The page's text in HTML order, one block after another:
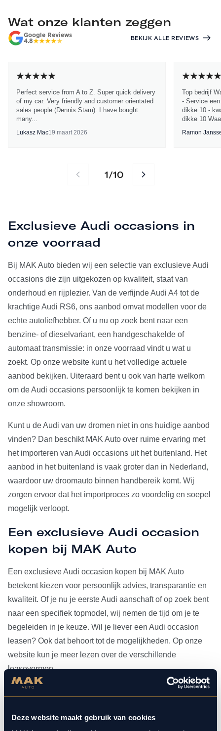
Deze website maakt gebruik van cookies
Wat onze klanten zeggen
Google Reviews
4.8
BEKIJK ALLE REVIEWS
Perfect service from A to Z. Super quick delivery
of my car. Very friendly and customer orientated
sales people (Dennis Stam). I have bought
many...
Lukasz Mac19 maart 2026
Top bedrijf
- Service
dikke 10 -
dikke 10
Ramon
1/10
Exclusieve Audi occasions in
onze voorraad
Bij MAK Auto bieden wij een selectie van exclusieve Audi
occasions die zijn uitgekozen op kwaliteit, staat van
onderhoud en rijplezier. Van de verfijnde Audi A4 tot de
krachtige Audi RS6, ons aanbod omvat modellen voor de
echte autoliefhebber. Of u nu op zoek bent naar een
benzine- of dieselvariant, een handgeschakelde of
automaat transmissie: in onze voorraad vindt u wat u
zoekt. Op onze website kunt u het volledige actuele
aanbod bekijken. Uiteraard bent u ook van harte welkom
om de Audi occasions persoonlijk te komen bekijken in
onze showroom.
Kunt u de Audi van uw dromen niet in ons huidige aanbod
vinden? Dan beschikt MAK Auto over ruime ervaring met
het importeren van Audi occasions uit het buitenland. Het
aanbod in het buitenland is vaak groter dan in Nederland,
waardoor uw droomauto binnen handbereik komt. Wij
zorgen ervoor dat het importproces zo voordelig en soepel
mogelijk verloopt.
Een exclusieve Audi occasion
kopen bij MAK Auto
Een exclusieve Audi occasion kopen bij MAK Auto
betekent kiezen voor persoonlijk advies, transparantie en
kwaliteit. Of je nu je eerste Audi aanschaft of op zoek bent
naar een specifiek topmodel, wij nemen de tijd om je te
begeleiden in je keuze. Wil je liever een Audi occasion
leasen? Ook dat behoort tot de mogelijkheden. Op onze
website kun je meer lezen over de verschillende
leasevormen.
Heb je je Audi occasion eenmaal gevonden, dan kun je
aangesloten bij Bosch Car Service, beschikken onze